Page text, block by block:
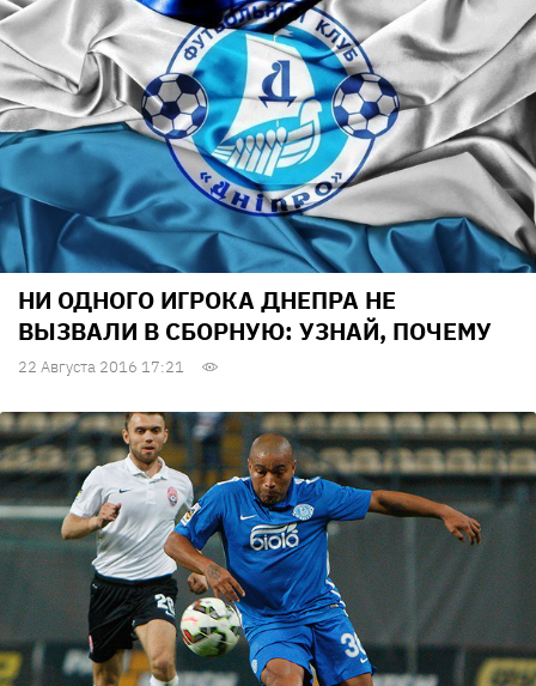
НИ ОДНОГО ИГРОКА ДНЕПРА НЕ
ВЫЗВАЛИ В СБОРНУЮ: УЗНАЙ, ПОЧЕМУ
22 Августа 2016 17:21